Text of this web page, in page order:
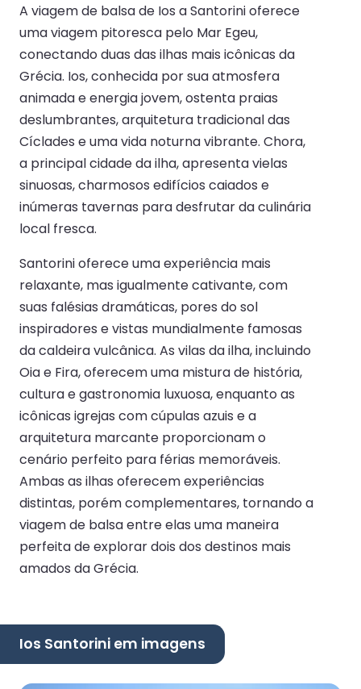
A viagem de balsa de Ios a Santorini oferece
uma viagem pitoresca pelo Mar Egeu,
conectando duas das ilhas mais icônicas da
Grécia. Ios, conhecida por sua atmosfera
animada e energia jovem, ostenta praias
deslumbrantes, arquitetura tradicional das
Cíclades e uma vida noturna vibrante. Chora,
a principal cidade da ilha, apresenta vielas
sinuosas, charmosos edifícios caiados e
inúmeras tavernas para desfrutar da culinária
local fresca.
Santorini oferece uma experiência mais
relaxante, mas igualmente cativante, com
suas falésias dramáticas, pores do sol
inspiradores e vistas mundialmente famosas
da caldeira vulcânica. As vilas da ilha, incluindo
Oia e Fira, oferecem uma mistura de história,
cultura e gastronomia luxuosa, enquanto as
icônicas igrejas com cúpulas azuis e a
arquitetura marcante proporcionam o
cenário perfeito para férias memoráveis.
Ambas as ilhas oferecem experiências
distintas, porém complementares, tornando a
viagem de balsa entre elas uma maneira
perfeita de explorar dois dos destinos mais
amados da Grécia.
Ios Santorini em imagens